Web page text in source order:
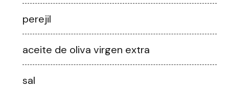
perejil
aceite de oliva virgen extra
sal